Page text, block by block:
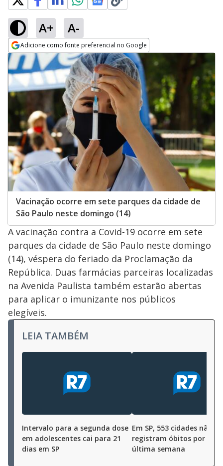
A+ A-
Adicione como fonte preferencial no Google
Opens in new window
Vacinação ocorre em sete parques da cidade de
São Paulo neste domingo (14)
A vacinação contra a Covid-19 ocorre em sete
parques da cidade de São Paulo neste domingo
(14), véspera do feriado da Proclamação da
República. Duas farmácias parceiras localizadas
na Avenida Paulista também estarão abertas
para aplicar o imunizante nos públicos
elegíveis.
LEIA TAMBÉM
Intervalo para a segunda dose
em adolescentes cai para 21
dias em SP
Em SP, 553 cidades não
registram óbitos por
última semana